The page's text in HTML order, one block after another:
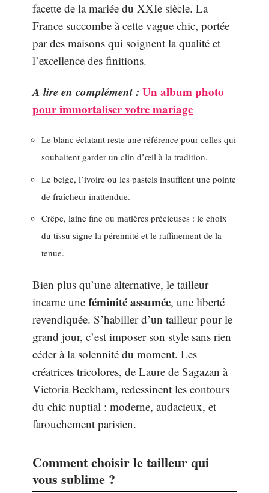
facette de la mariée du XXIe siècle. La
France succombe à cette vague chic, portée
par des maisons qui soignent la qualité et
l’excellence des finitions.
A lire en complément : Un album photo
pour immortaliser votre mariage
Le blanc éclatant reste une référence pour celles qui
souhaitent garder un clin d’œil à la tradition.
Le beige, l’ivoire ou les pastels insufflent une pointe
de fraîcheur inattendue.
Crêpe, laine fine ou matières précieuses : le choix
du tissu signe la pérennité et le raffinement de la
tenue.
Bien plus qu’une alternative, le tailleur
incarne une féminité assumée, une liberté
revendiquée. S’habiller d’un tailleur pour le
grand jour, c’est imposer son style sans rien
céder à la solennité du moment. Les
créatrices tricolores, de Laure de Sagazan à
Victoria Beckham, redessinent les contours
du chic nuptial : moderne, audacieux, et
farouchement parisien.
Comment choisir le tailleur qui
vous sublime ?